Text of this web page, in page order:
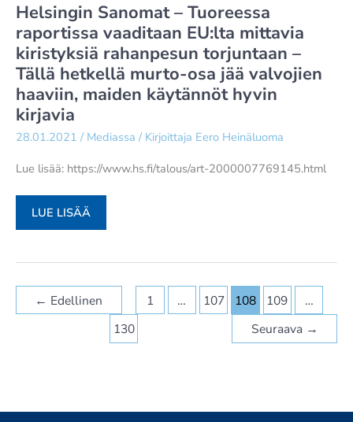
EU:N
SUHTEET
OVAT
KOETUKSELLA
–
BORRELL
EPÄONNISTUI
Helsingin Sanomat – Tuoreessa
raportissa vaaditaan EU:lta mittavia
kiristyksiä rahanpesun torjuntaan –
Tällä hetkellä murto-osa jää valvojien
haaviin, maiden käytännöt hyvin
kirjavia
28.01.2021 / Mediassa / Kirjoittaja Eero Heinäluoma
Lue lisää: https://www.hs.fi/talous/art-2000007769145.html
HELSINGIN
SANOMAT
TUOREESSA
RAPORTISSA
VAADITAAN
LUE LISÄÄ
← Edellinen 1 … 107 108 109
…
130
Seuraava →